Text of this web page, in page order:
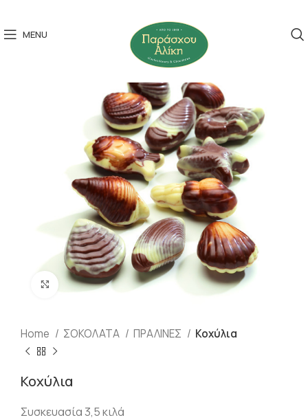
MENU
Click to enlarge
Home ΣΟΚΟΛΑΤΑ ΠΡΑΛΙΝΕΣ Κοχύλια
Κοχύλια
Συσκευασία 3,5 κιλά